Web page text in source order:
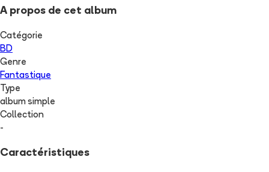
A propos de cet album
Catégorie
BD
Genre
Fantastique
Type
album simple
Collection
-
Caractéristiques